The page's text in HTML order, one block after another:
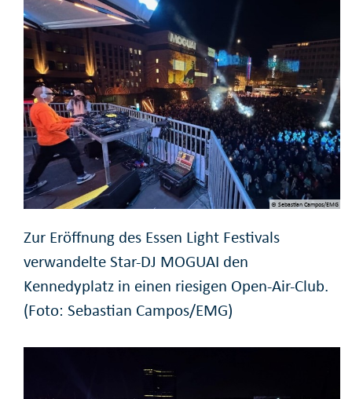
© Sebastian Campos/EMG
Zur Eröffnung des Essen Light Festivals
verwandelte Star-DJ MOGUAI den
Kennedyplatz in einen riesigen Open-Air-Club.
(Foto: Sebastian Campos/EMG)